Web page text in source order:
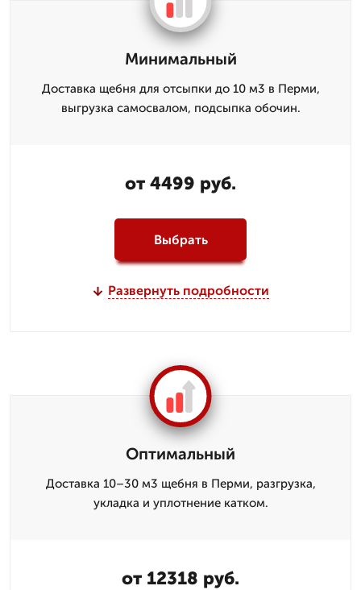
Минимальный
Доставка щебня для отсыпки до 10 м3 в Перми,
выгрузка самосвалом, подсыпка обочин.
от 4499 руб.
Выбрать
Развернуть подробности
Оптимальный
Доставка 10–30 м3 щебня в Перми, разгрузка,
укладка и уплотнение катком.
от 12318 руб.